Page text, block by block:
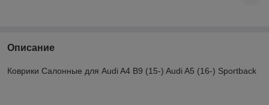
Описание
Коврики Салонные для Audi A4 B9 (15-) Audi A5 (16-) Sportback